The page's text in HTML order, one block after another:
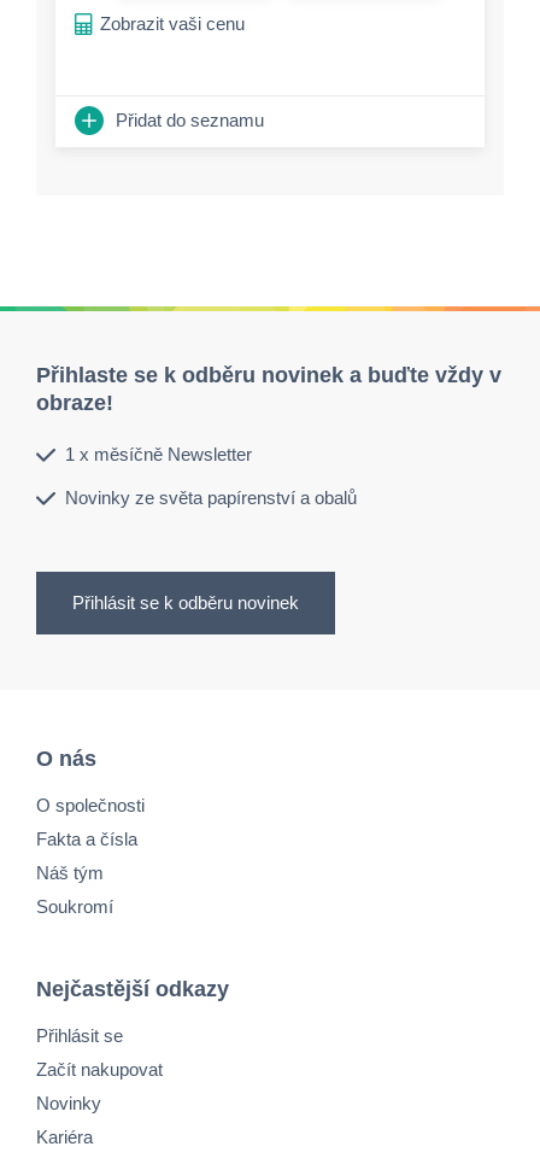
Zobrazit vaši cenu
Přidat do seznamu
Přihlaste se k odběru novinek a buďte vždy v
obraze!
1 x měsíčně Newsletter
Novinky ze světa papírenství a obalů
Přihlásit se k odběru novinek
O nás
O společnosti
Fakta a čísla
Náš tým
Soukromí
Nejčastější odkazy
Přihlásit se
Začít nakupovat
Novinky
Kariéra